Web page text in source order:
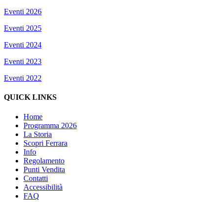
Eventi 2026
Eventi 2025
Eventi 2024
Eventi 2023
Eventi 2022
QUICK LINKS
Home
Programma 2026
La Storia
Scopri Ferrara
Info
Regolamento
Punti Vendita
Contatti
Accessibilità
FAQ